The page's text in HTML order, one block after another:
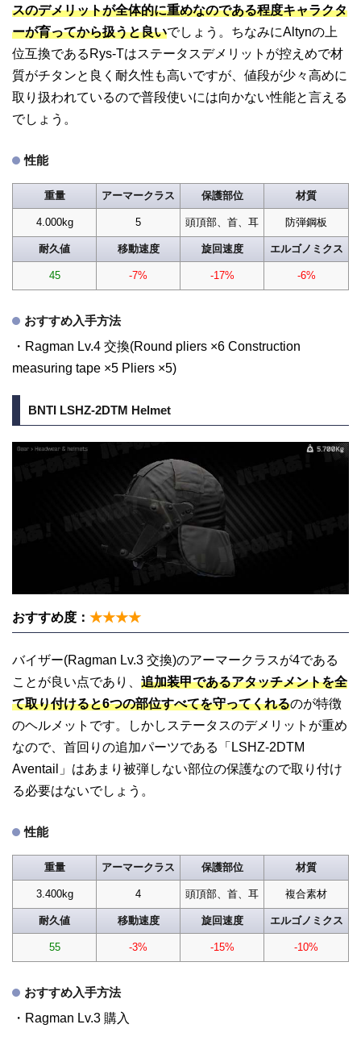
スのデメリットが全体的に重めなのである程度キャラクタ
ーが育ってから扱うと良いでしょう。ちなみにAltynの上
位互換であるRys-Tはステータスデメリットが控えめで材
質がチタンと良く耐久性も高いですが、値段が少々高めに
取り扱われているので普段使いには向かない性能と言える
でしょう。
性能
重量 アーマークラス 保護部位 材質
4.000kg 5 頭頂部、首、耳 防弾鋼板
耐久値 移動速度 旋回速度 エルゴノミクス
45 -7% -17% -6%
おすすめ入手方法
・Ragman Lv.4 交換(Round pliers ×6 Construction
measuring tape ×5 Pliers ×5)
BNTI LSHZ-2DTM Helmet
おすすめ度： ★★★★
バイザー(Ragman Lv.3 交換)のアーマークラスが4である
ことが良い点であり、 追加装甲であるアタッチメントを全
て取り付けると6つの部位すべてを守ってくれるのが特徴
のヘルメットです。しかしステータスのデメリットが重め
なので、首回りの追加パーツである「LSHZ-2DTM
Aventail」はあまり被弾しない部位の保護なので取り付け
る必要はないでしょう。
性能
重量 アーマークラス 保護部位 材質
3.400kg 4 頭頂部、首、耳 複合素材
耐久値 移動速度 旋回速度 エルゴノミクス
55 -3% -15% -10%
おすすめ入手方法
・Ragman Lv.3 購入